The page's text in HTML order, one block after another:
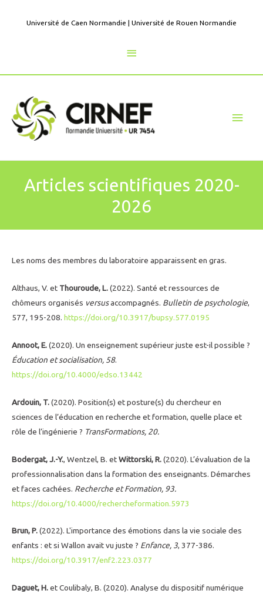
Université de Caen Normandie | Université de Rouen Normandie
Au
dessus
l'en-
Articles scientifiques 2020-
2026
Les noms des membres du laboratoire apparaissent en gras.
Althaus, V. et Thouroude, L.(2022). Santé et ressources de
chômeurs organisés versusaccompagnés. Bulletin de psychologie,
577, 195-208. https://doi.org/10.3917/bupsy.577.0195
Annoot, E.(2020). Un enseignement supérieur juste est-il possible ?
Éducation et socialisation, 58.
https://doi.org/10.4000/edso.13442
Ardouin, T.(2020). Position(s) et posture(s) du chercheur en
sciences de l’éducation en recherche et formation, quelle place et
rôle de l’ingénierie ? TransFormations, 20.
Bodergat, J.-Y., Wentzel, B. etWittorski, R.(2020). L’évaluation de la
professionnalisation dans la formation des enseignants. Démarches
et faces cachées. Recherche et Formation, 93.
https://doi.org/10.4000/rechercheformation.5973
Brun, P.(2022). L'importance des émotions dans la vie sociale des
enfants : et si Wallon avait vu juste ? Enfance, 3, 377-386.
https://doi.org/10.3917/enf2.223.0377
Daguet, H.et Coulibaly, B. (2020). Analyse du dispositif numérique